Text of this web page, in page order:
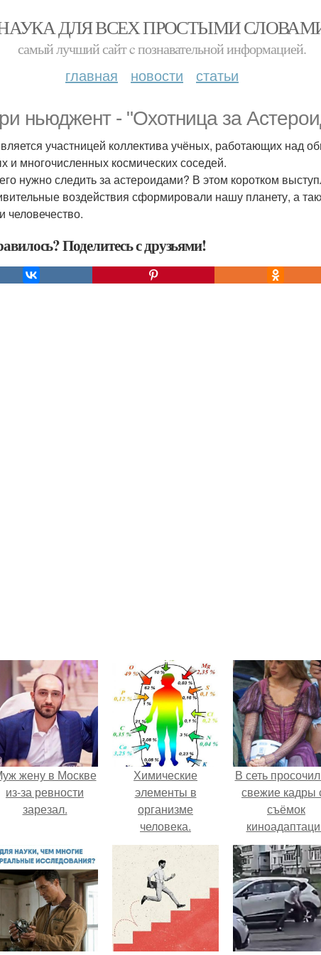
ДЛЯ ВСЕХ ПРОСТЫМИ
самый лучший сайт c познавательной информацией.
главная новости статьи
ньюджент - "Охотница за
участницей коллектива учёных, работающих над
и многочисленных космических соседей.
нужно следить за астероидами? В этом коротком
воздействия сформировали нашу планету, а
человечество.
Поделитесь с друзьями!
жену в Москве
из-за ревности
зарезал.
Химические
элементы в
организме
человека.
В сеть
свежие кадры
съёмок
"Рапунцель", и
внимание
моментально
оказалось
приковано к
крофт.